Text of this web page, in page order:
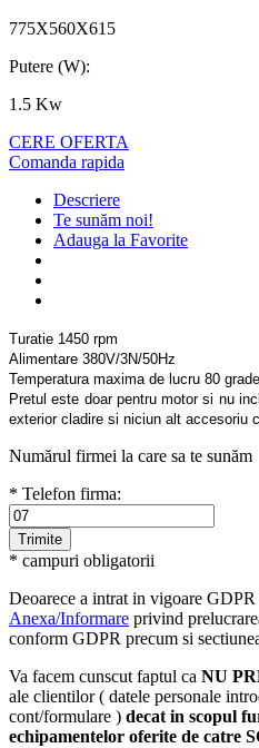
775X560X615
Putere (W):
1.5 Kw
CERE OFERTA
Comanda rapida
Descriere
Te sunăm noi!
Adauga la Favorite
Turatie 1450 rpm
Alimentare 380V/3N/50Hz
Temperatura maxima de lucru 80
Pretul este doar pentru motor si nu
exterior cladire si niciun alt accesoriu
Numărul firmei la care sa te sunăm
* Telefon firma:
* campuri obligatorii
Deoarece a intrat in vigoare
Anexa/Informare privind
conform GDPR precum si
Va facem cunscut faptul ca NU
ale clientilor ( datele personale
cont/formulare ) decat in scopul
echipamentelor oferite de catre